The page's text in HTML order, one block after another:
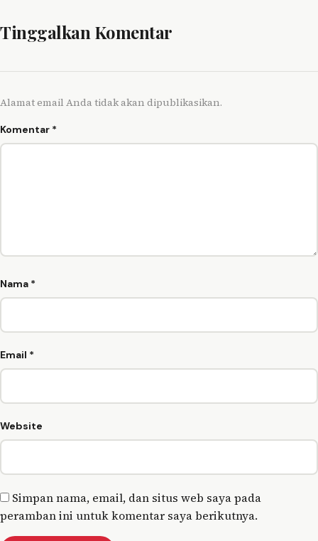
Tinggalkan Komentar
Alamat email Anda tidak akan dipublikasikan.
Komentar *
Nama *
Email *
Website
Simpan nama, email, dan situs web saya pada
peramban ini untuk komentar saya berikutnya.